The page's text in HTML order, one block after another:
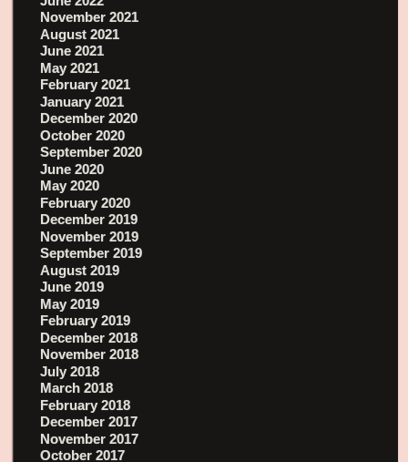
November 2021
August 2021
June 2021
May 2021
February 2021
January 2021
December 2020
October 2020
September 2020
June 2020
May 2020
February 2020
December 2019
November 2019
September 2019
August 2019
June 2019
May 2019
February 2019
December 2018
November 2018
July 2018
March 2018
February 2018
December 2017
November 2017
October 2017